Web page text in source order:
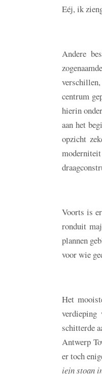
Eéj, ik
Andere
centrum
hierin
aan het
opzicht
Voorts is
ronduit
plannen
voor wie
Het
verdieping
schitterde
Antwerp
er toch
iejn stoan